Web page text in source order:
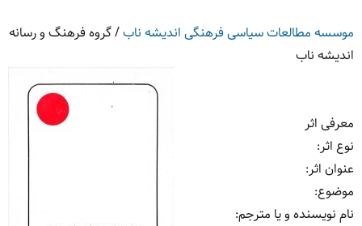
موسسه مطالعات سیاسی فرهنگی اندیشه ناب/گروه فرهنگ و رسانه
اندیشه ناب
معرفی اثر
نوع اثر:
عنوان اثر:
موضوع:
نام نویسنده و یا مترجم: